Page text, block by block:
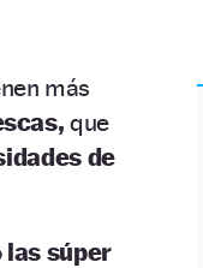
más
que
de
las súper